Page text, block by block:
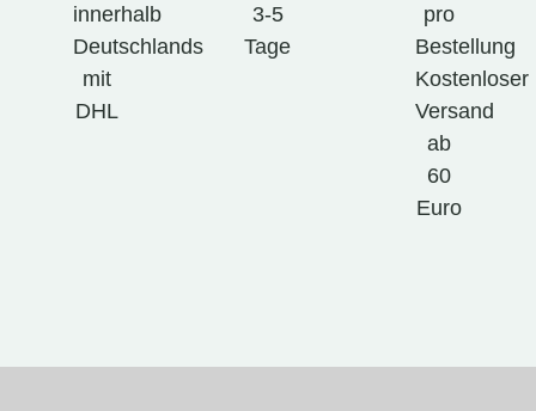
innerhalb
Deutschlands
mit
DHL
3-5
Tage
pro
Bestellung
Kostenloser
Versand
ab
60
Euro